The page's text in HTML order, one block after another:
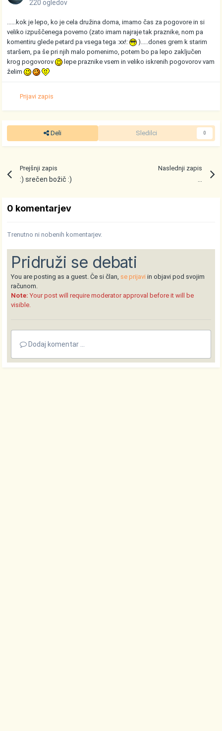
220 ogledov
......kok je lepo, ko je cela družina doma, imamo čas za pogovore in si
veliko izpuščenega povemo (zato imam najraje tak praznike, nom pa
komentiru glede petard pa vsega tega :xx!:
).....dones grem k starim
staršem, pa še pri njih malo pomenimo, potem bo pa lepo zaključen
krog pogovorov
lepe praznike vsem in veliko iskrenih pogovorov vam
želim
Prijavi zapis
Deli Sledilci 0
Prejšnji zapis
:) srečen božič :)
Naslednji zapis
0 komentarjev
Trenutno ni nobenih komentarjev.
Pridruži se debati
You are posting as a guest. Če si član, se prijavi in objavi pod svojim
računom.
Note: Your post will require moderator approval before it will be
visible.
Dodaj komentar ...